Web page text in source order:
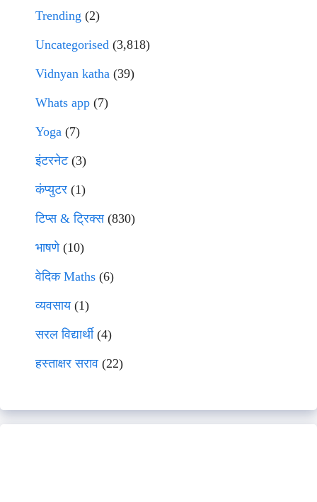
Trending (2)
Uncategorised (3,818)
Vidnyan katha (39)
Whats app (7)
Yoga (7)
इंटरनेट(3)
कंप्युटर (1)
टिप्स & ट्रिक्स(830)
भाषणे(10)
वेदिक Maths (6)
व्यवसाय(1)
सरल विद्यार्थी(4)
हस्ताक्षर सराव (22)